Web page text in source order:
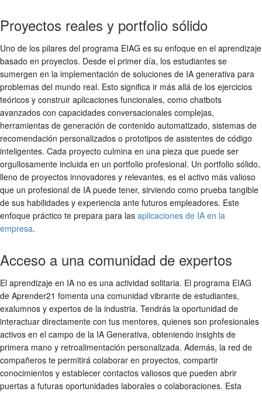
Proyectos reales y portfolio sólido
Uno de los pilares del programa EIAG es su enfoque en el aprendizaje
basado en proyectos. Desde el primer día, los estudiantes se
sumergen en la implementación de soluciones de IA generativa para
problemas del mundo real. Esto significa ir más allá de los ejercicios
teóricos y construir aplicaciones funcionales, como chatbots
avanzados con capacidades conversacionales complejas,
herramientas de generación de contenido automatizado, sistemas de
recomendación personalizados o prototipos de asistentes de código
inteligentes. Cada proyecto culmina en una pieza que puede ser
orgullosamente incluida en un portfolio profesional. Un portfolio sólido,
lleno de proyectos innovadores y relevantes, es el activo más valioso
que un profesional de IA puede tener, sirviendo como prueba tangible
de sus habilidades y experiencia ante futuros empleadores. Este
enfoque práctico te prepara para las aplicaciones de IA en la
empresa.
Acceso a una comunidad de expertos
El aprendizaje en IA no es una actividad solitaria. El programa EIAG
de Aprender21 fomenta una comunidad vibrante de estudiantes,
exalumnos y expertos de la industria. Tendrás la oportunidad de
interactuar directamente con tus mentores, quienes son profesionales
activos en el campo de la IA Generativa, obteniendo insights de
primera mano y retroalimentación personalizada. Además, la red de
compañeros te permitirá colaborar en proyectos, compartir
conocimientos y establecer contactos valiosos que pueden abrir
puertas a futuras oportunidades laborales o colaboraciones. Esta